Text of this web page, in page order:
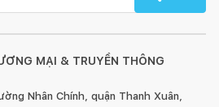
MẠI & TRUYỀN THÔNG
Nhân Chính, quận Thanh Xuân,